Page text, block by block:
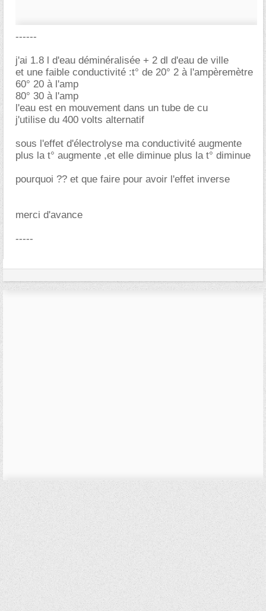
------
j'ai 1.8 l d'eau déminéralisée + 2 dl d'eau de ville
et une faible conductivité :t° de 20° 2 à l'ampèremètre
60° 20 à l'amp
80° 30 à l'amp
l'eau est en mouvement dans un tube de cu
j'utilise du 400 volts alternatif
sous l'effet d'électrolyse ma conductivité augmente
plus la t° augmente ,et elle diminue plus la t° diminue
pourquoi ?? et que faire pour avoir l'effet inverse
merci d'avance
-----